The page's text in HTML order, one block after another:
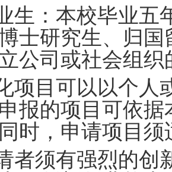
生：本校毕业五
士研究生、归
公司或社会组织
项目可以以个人
报的项目可依
时，申请项目
者须有强烈的创